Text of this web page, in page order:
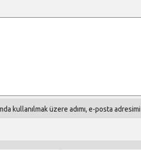
kullanılmak üzere adımı, e-posta